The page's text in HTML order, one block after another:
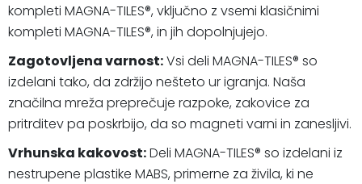
kompleti MAGNA-TILES®, vključno z vsemi klasičnimi
kompleti MAGNA-TILES®, in jih dopolnjujejo.
Zagotovljena varnost:Vsi deli MAGNA-TILES® so
izdelani tako, da zdržijo nešteto ur igranja. Naša
značilna mreža preprečuje razpoke, zakovice za
pritrditev pa poskrbijo, da so magneti varni in zanesljivi.
Vrhunska kakovost:Deli MAGNA-TILES® so izdelani iz
nestrupene plastike MABS, primerne za živila, ki ne